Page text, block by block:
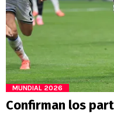
MUNDIAL 2026
Confirman los